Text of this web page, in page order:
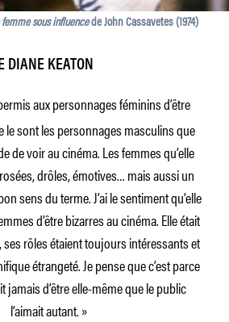
femme sous influencede John Cassavetes (1974)
DIANE KEATON
aux personnages féminins d’être
le sont les personnages masculins que
de voir au cinéma. Les femmes qu’elle
drôles, émotives… mais aussi un
sens du terme. J’ai le sentiment qu’elle
d’être bizarres au cinéma. Elle était
rôles étaient toujours intéressants et
étrangeté. Je pense que c’est parce
jamais d’être elle-même que le public
l’aimait autant. »